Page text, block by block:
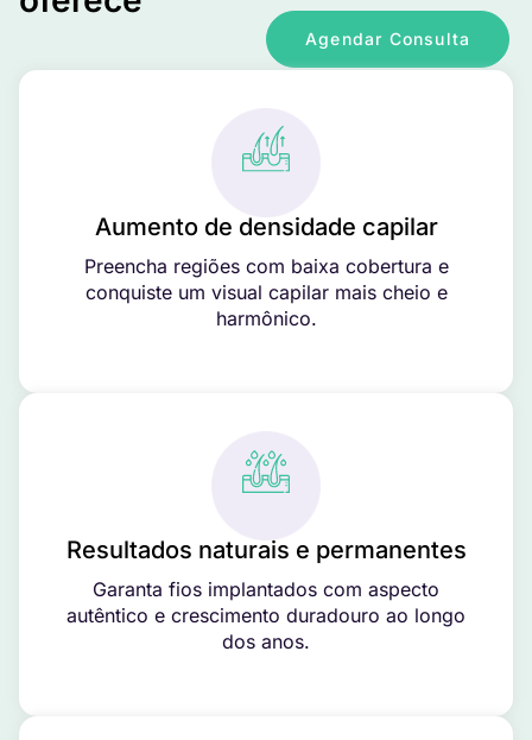
Agendar Consulta
Aumento de densidade capilar
Preencha regiões com baixa cobertura e
conquiste um visual capilar mais cheio e
harmônico.
Resultados naturais e permanentes
Garanta fios implantados com aspecto
autêntico e crescimento duradouro ao longo
dos anos.